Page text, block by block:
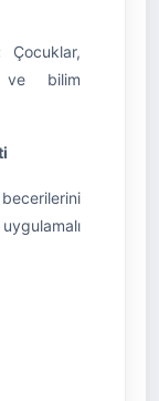
Çocuklar,
ve bilim